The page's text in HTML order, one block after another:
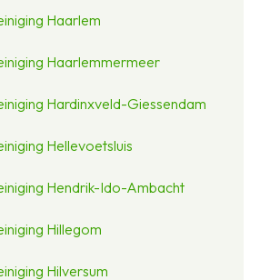
Haarlem
Haarlemmermeer
Hardinxveld-Giessendam
Hellevoetsluis
Hendrik-Ido-Ambacht
Hillegom
Hilversum